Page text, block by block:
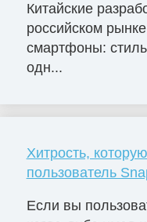
Китайские
российском
смартфоны:
одн...
Хитрость,
пользователь
Если вы